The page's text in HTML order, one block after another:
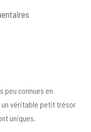
peu connues en
véritable petit trésor
uniques.